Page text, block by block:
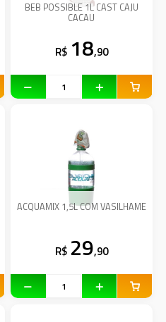
BEB POSSIBLE 1L CAST CAJU
CACAU
R$ 18,90
ACQUAMIX 1,5L COM VASILHAME
R$ 29,90